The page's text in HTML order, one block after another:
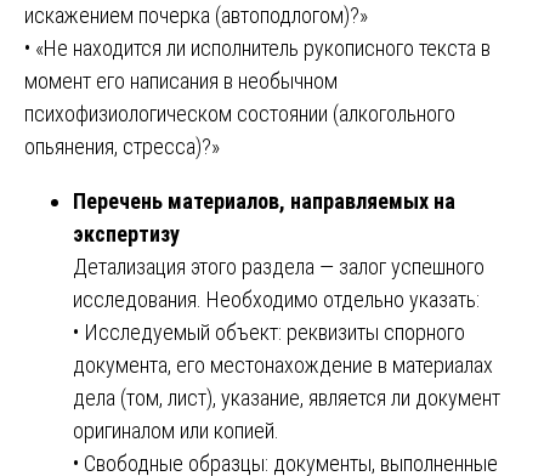
искажением почерка (автоподлогом)?»
• «Не находится ли исполнитель рукописного текста в
момент его написания в необычном
психофизиологическом состоянии (алкогольного
опьянения, стресса)?»
Перечень материалов, направляемых на
экспертизу
Детализация этого раздела — залог успешного
исследования. Необходимо отдельно указать:
• Исследуемый объект: реквизиты спорного
документа, его местонахождение в материалах
дела (том, лист), указание, является ли документ
оригиналом или копией.
• Свободные образцы: документы, выполненные